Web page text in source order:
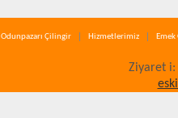
Odunpazarı Çilingir Hizmetlerimiz
Ziyaret i: